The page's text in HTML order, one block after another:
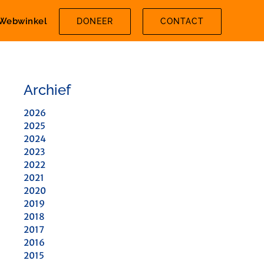
DONEER CONTACT
Archief
2026
2025
2024
2023
2022
2021
2020
2019
2018
2017
2016
2015